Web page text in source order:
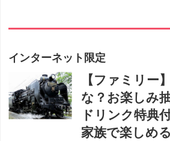
インターネット限定
【ファミリー
な？お楽しみ
ドリンク特典
家族で楽しめ